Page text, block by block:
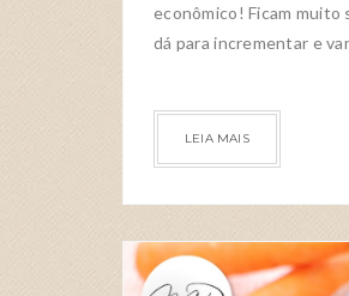
econômico! Ficam muito
dá para incrementar e
LEIA MAIS